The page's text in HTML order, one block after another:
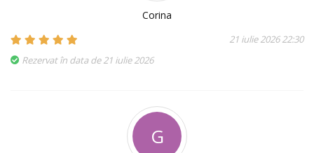
Corina
21 iulie 2026 22:30
Rezervat în data de 21 iulie 2026
G